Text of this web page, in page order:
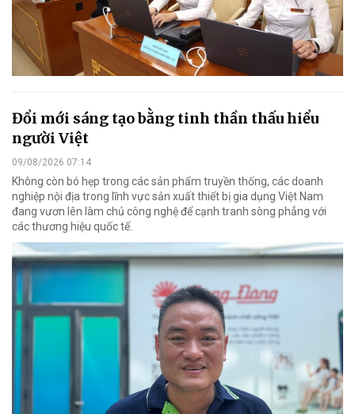
Đổi mới sáng tạo bằng tinh thần thấu hiểu
người Việt
09/08/2026 07:14
Không còn bó hẹp trong các sản phẩm truyền thống, các doanh
nghiệp nội địa trong lĩnh vực sản xuất thiết bị gia dụng Việt Nam
đang vươn lên làm chủ công nghệ để cạnh tranh sòng phẳng với
các thương hiệu quốc tế.